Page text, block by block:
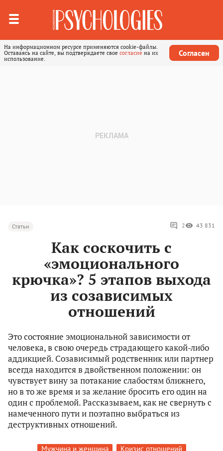
На информационном ресурсе применяются cookie-файлы.
Оставаясь на сайте, вы подтверждаете свое согласие на их
использование.
Согласен
Статьи 2 43 831
Как соскочить с
«эмоционального
крючка»? 5 этапов выхода
из созависимых
отношений
Это состояние эмоциональной зависимости от
человека, в свою очередь страдающего какой-либо
аддикцией. Созависимый родственник или партнер
всегда находится в двойственном положении: он
чувствует вину за потакание слабостям ближнего,
но в то же время и за желание бросить его один на
один с проблемой. Рассказываем, как не свернуть с
намеченного пути и поэтапно выбраться из
деструктивных отношений.
Мужчина и женщина Кризис отношений